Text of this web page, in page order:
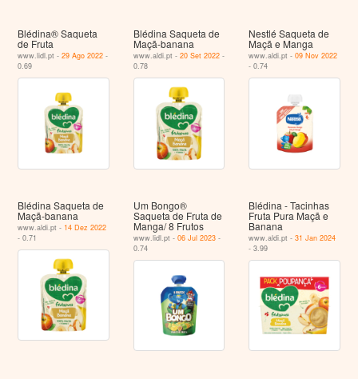
Blédina® Saqueta
de Fruta
www.lidl.pt -29 Ago 2022 -
0.69
Blédina Saqueta de
Maçã-banana
www.aldi.pt - 20 Set 2022-
0.78
Nestlé Saqueta de
Maçã e Manga
www.aldi.pt -09 Nov 2022
- 0.74
Blédina Saqueta de
Maçã-banana
www.aldi.pt - 14 Dez 2022
- 0.71
Um Bongo®
Saqueta de Fruta de
Manga/ 8 Frutos
www.lidl.pt - 06 Jul 2023-
0.74
Blédina - Tacinhas
Fruta Pura Maçã e
Banana
www.aldi.pt -31 Jan 2024
- 3.99